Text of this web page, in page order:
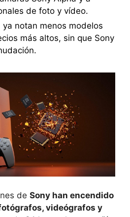
de foto y vídeo.
ya notan menos modelos
más altos, sin que Sony
de Sony han encendido
videógrafos y